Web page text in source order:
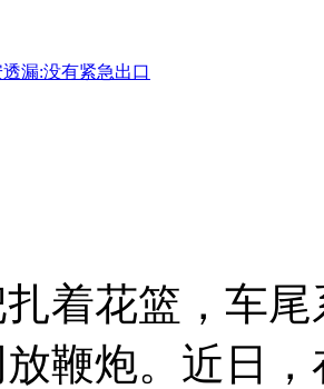
漏:没有紧急出口
研发歼轰7战机
体现安倍内阁对钓岛策略转变
花篮，车尾
鞭炮。近日